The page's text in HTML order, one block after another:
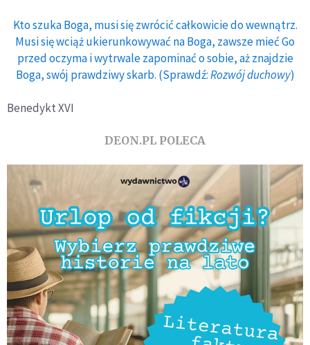
Kto szuka Boga, musi się zwrócić całkowicie do wewnątrz.
Musi się wciąż ukierunkowywać na Boga, zawsze mieć Go
przed oczyma i wytrwale zapominać o sobie, aż znajdzie
Boga, swój prawdziwy skarb. (Sprawdź:Rozwój duchowy)
Benedykt XVI
DEON.PL POLECA